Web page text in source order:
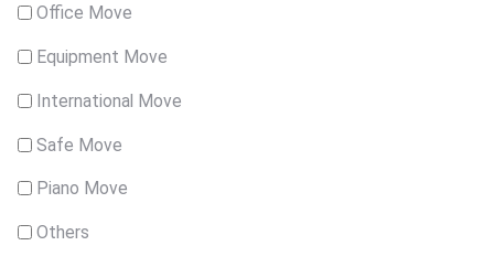
Office Move
Equipment Move
International Move
Safe Move
Piano Move
Others